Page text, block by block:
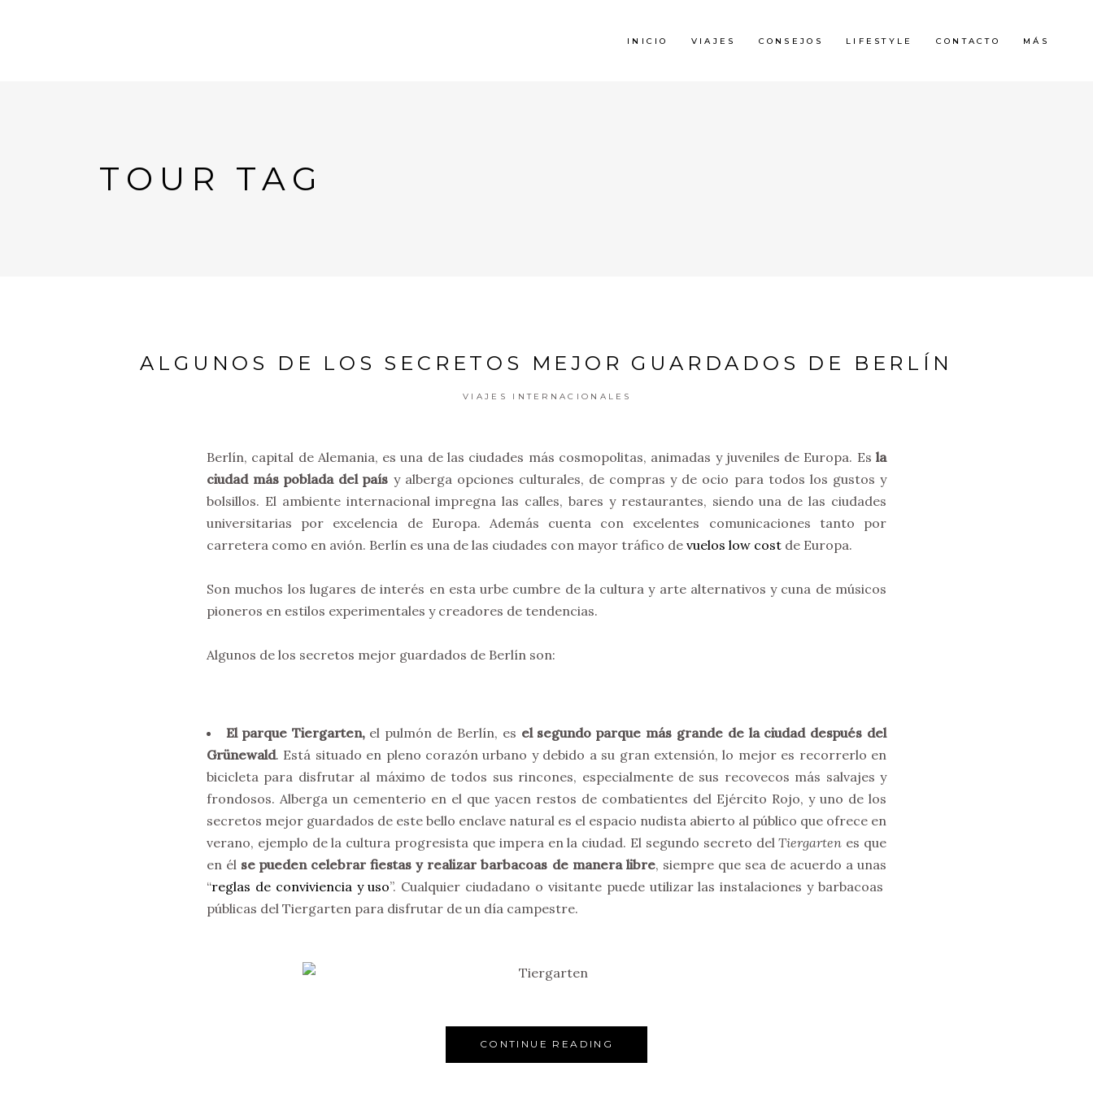
INICIO VIAJES CONSEJOS LIFESTYLE CONTACTO MÁS
TOUR TAG
ALGUNOS DE LOS SECRETOS MEJOR GUARDADOS DE BERLÍN
VIAJES INTERNACIONALES
Berlín, capital de Alemania, es una de las ciudades más cosmopolitas, animadas y juveniles de Europa. Es la
ciudad más poblada del país y alberga opciones culturales, de compras y de ocio para todos los gustos y
bolsillos. El ambiente internacional impregna las calles, bares y restaurantes, siendo una de las ciudades
universitarias por excelencia de Europa. Además cuenta con excelentes comunicaciones tanto por
carretera como en avión. Berlín es una de las ciudades con mayor tráfico de vuelos low cost de Europa.
Son muchos los lugares de interés en esta urbe cumbre de la cultura y arte alternativos y cuna de músicos
pioneros en estilos experimentales y creadores de tendencias.
Algunos de los secretos mejor guardados de Berlín son:
El parque Tiergarten,el pulmón de Berlín, es el segundo parque más grande de la ciudad después del
Grünewald. Está situado en pleno corazón urbano y debido a su gran extensión, lo mejor es recorrerlo en
bicicleta para disfrutar al máximo de todos sus rincones, especialmente de sus recovecos más salvajes y
frondosos. Alberga un cementerio en el que yacen restos de combatientes del Ejército Rojo, y uno de los
secretos mejor guardados de este bello enclave natural es el espacio nudista abierto al público que ofrece en
verano, ejemplo de la cultura progresista que impera en la ciudad. El segundo secreto delTiergarten es que
en él se pueden celebrar fiestas y realizar barbacoas de manera libre, siempre que sea de acuerdo a unas
“reglas de conviviencia y uso”. Cualquier ciudadano o visitante puede utilizar las instalaciones y barbacoas
públicas del Tiergarten para disfrutar de un día campestre.
CONTINUE READING